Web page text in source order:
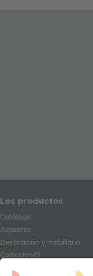
Los productos
Catálogo
Juguetes
Decoración y mobiliario
Colecciones